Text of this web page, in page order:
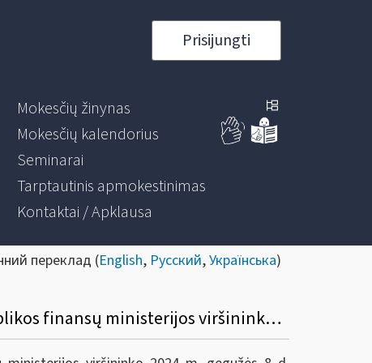
Prisijungti
Mokesčių žinynas
Mokesčių kalendorius
Seminarai
Tarptautinis apmokestinimas
Kontaktai / Apklausa
переклад (English, Русский,Українська)
Informacinis pranešimas apie Valstybinės mokesčių inspekcijos prie Lietuvos Respublikos finansų ministerijos viršininko 2024 m. gegužės 8 d. įsakymą Nr. VA-41 „Dėl Valstybinės mokesčių inspekcijos prie Lietuvos Respublikos finansų ministerijos viršininko 2007 m. spalio 9 d. įsakymo Nr. VA-66 „Dėl Konsultacijų ir informacijos teikimo Valstybinėje mokesčių inspekcijoje taisyklių patvirtinimo“ pakeitimo“